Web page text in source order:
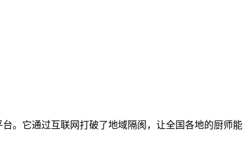
。它通过互联网打破了地域隔阂，让全国各地的厨师能